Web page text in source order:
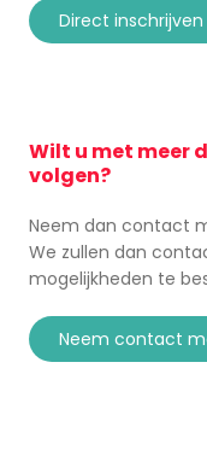
direct inschrijven
Wilt u met meer
volgen?
Neem dan contact
We zullen dan
mogelijkheden te
neem contact